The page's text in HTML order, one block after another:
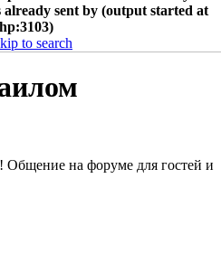
sent by (output started at
to search
Общение на форуме для гостей и